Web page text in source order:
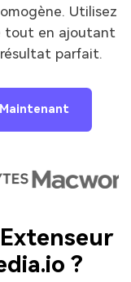
Utilisez
tout en ajoutant
parfait.
?